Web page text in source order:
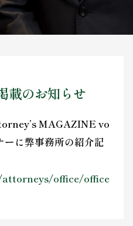
載のお知らせ
MAGAZINE vo
に弊事務所の紹介記
office/office
新着情報
お問い合わせ